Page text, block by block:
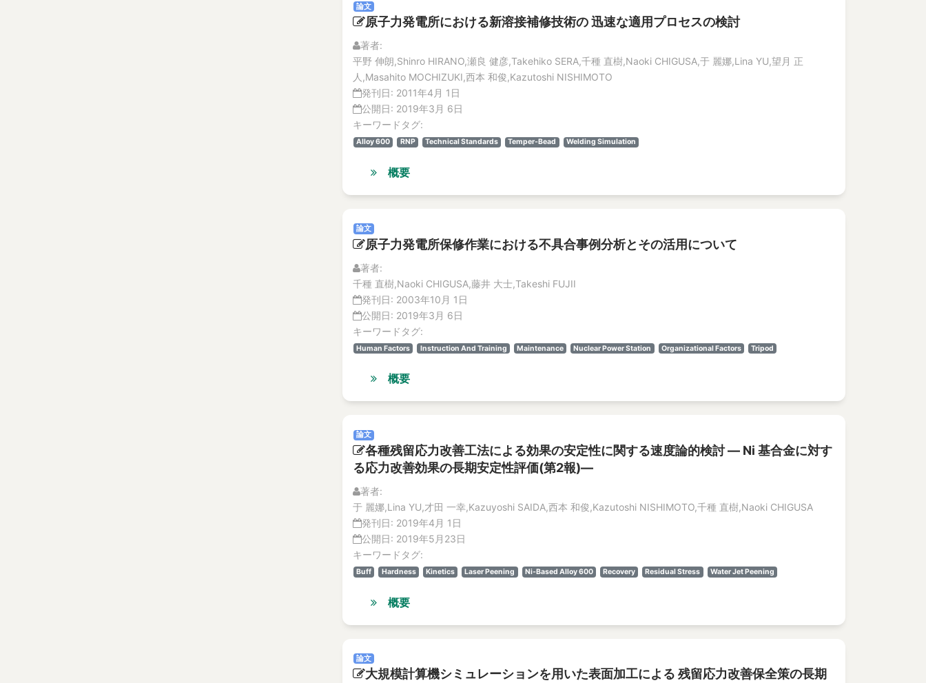
論文
原子力発電所における新溶接補修技術の 迅速な適用プロセスの検討
著者:
平野 伸朗,Shinro HIRANO,瀬良 健彦,Takehiko SERA,千種 直樹,Naoki CHIGUSA,于 麗娜,Lina YU,望月 正
人,Masahito MOCHIZUKI,西本 和俊,Kazutoshi NISHIMOTO
発刊日: 2011年4月 1日
公開日: 2019年3月 6日
キーワードタグ:
Alloy 600 RNP Technical Standards Temper-Bead Welding Simulation
概要
論文
原子力発電所保修作業における不具合事例分析とその活用について
著者:
千種 直樹,Naoki CHIGUSA,藤井 大士,Takeshi FUJII
発刊日: 2003年10月 1日
公開日: 2019年3月 6日
キーワードタグ:
Human Factors Instruction And Training Maintenance Nuclear Power Station Organizational Factors Tripod
概要
論文
各種残留応力改善工法による効果の安定性に関する速度論的検討 ― Ni 基合金に対す
る応力改善効果の長期安定性評価(第2報)―
著者:
于 麗娜,Lina YU,才田 一幸,Kazuyoshi SAIDA,西本 和俊,Kazutoshi NISHIMOTO,千種 直樹,Naoki CHIGUSA
発刊日: 2019年4月 1日
公開日: 2019年5月23日
キーワードタグ:
Buff Hardness Kinetics Laser Peening Ni-Based Alloy 600 Recovery Residual Stress Water Jet Peening
概要
論文
大規模計算機シミュレーションを用いた表面加工による 残留応力改善保全策の長期